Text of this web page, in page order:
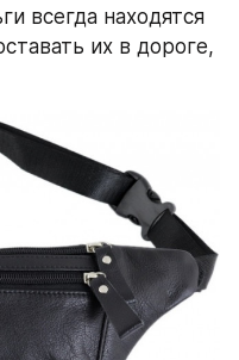
всегда находятся
их в дороге,